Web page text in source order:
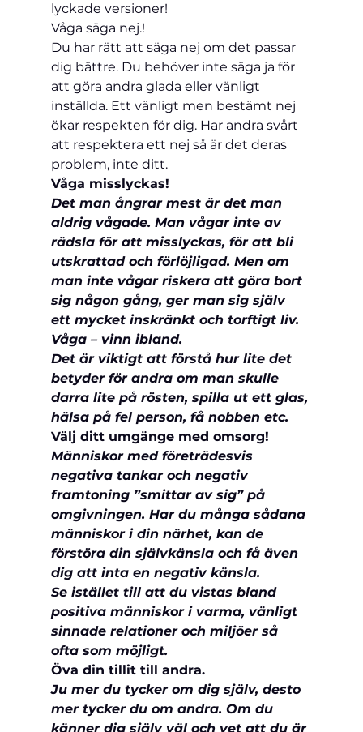
lyckade versioner!
Våga säga nej.!
Du har rätt att säga nej om det passar
dig bättre. Du behöver inte säga ja för
att göra andra glada eller vänligt
inställda. Ett vänligt men bestämt nej
ökar respekten för dig. Har andra svårt
att respektera ett nej så är det deras
problem, inte ditt.
Våga misslyckas!
Det man ångrar mest är det man
aldrig vågade. Man vågar inte av
rädsla för att misslyckas, för att bli
utskrattad och förlöjligad. Men om
man inte vågar riskera att göra bort
sig någon gång, ger man sig själv
ett mycket inskränkt och torftigt liv.
Våga – vinn ibland.
Det är viktigt att förstå hur lite det
betyder för andra om man skulle
darra lite på rösten, spilla ut ett glas,
hälsa på fel person, få nobben etc.
Välj ditt umgänge med omsorg!
Människor med företrädesvis
negativa tankar och negativ
framtoning ”smittar av sig” på
omgivningen. Har du många sådana
människor i din närhet, kan de
förstöra din självkänsla och få även
dig att inta en negativ känsla.
Se istället till att du vistas bland
positiva människor i varma, vänligt
sinnade relationer och miljöer så
ofta som möjligt.
Öva din tillit till andra.
Ju mer du tycker om dig själv, desto
mer tycker du om andra. Om du
känner dig själv väl och vet att du är